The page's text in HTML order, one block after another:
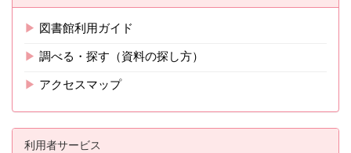
▶ 図書館利用ガイド
▶ 調べる・探す（資料の探し方）
▶ アクセスマップ
利用者サービス